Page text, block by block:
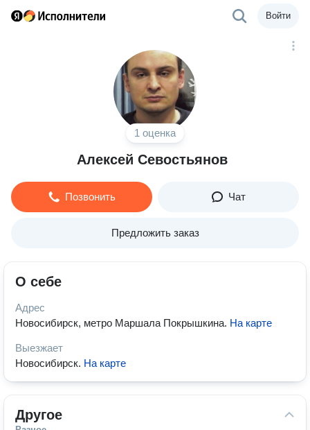
Войти
1 оценка
Алексей Севостьянов
Позвонить Чат
Предложить заказ
О себе
Адрес
Новосибирск, метро Маршала Покрышкина. На карте
Выезжает
Новосибирск. На карте
Другое